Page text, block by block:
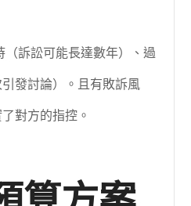
（訴訟可能長達數年）、過
發討論）。且有敗訴風
對方的指控。